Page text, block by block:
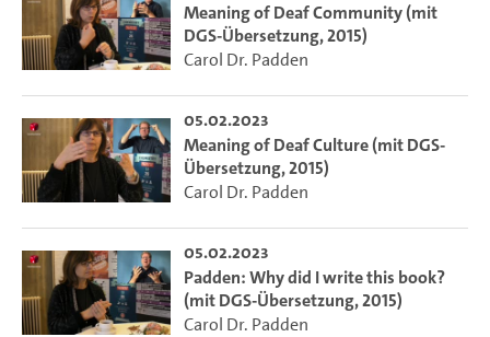
Meaning of Deaf Community (mit
DGS-Übersetzung, 2015)
Carol Dr. Padden
05.02.2023
Meaning of Deaf Culture (mit DGS-
Übersetzung, 2015)
Carol Dr. Padden
05.02.2023
Padden: Why did I write this book?
(mit DGS-Übersetzung, 2015)
Carol Dr. Padden